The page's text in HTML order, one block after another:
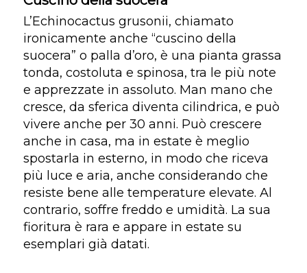
L’Echinocactus grusonii, chiamato
ironicamente anche “cuscino della
suocera” o palla d’oro, è una pianta grassa
tonda, costoluta e spinosa, tra le più note
e apprezzate in assoluto. Man mano che
cresce, da sferica diventa cilindrica, e può
vivere anche per 30 anni. Può crescere
anche in casa, ma in estate è meglio
spostarla in esterno, in modo che riceva
più luce e aria, anche considerando che
resiste bene alle temperature elevate. Al
contrario, soffre freddo e umidità. La sua
fioritura è rara e appare in estate su
esemplari già datati.